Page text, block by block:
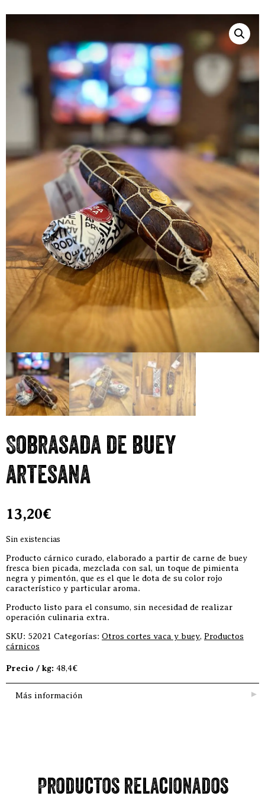
Sobrasada de buey
artesana
13,20€
Sin existencias
Producto cárnico curado, elaborado a partir de carne de buey
fresca bien picada, mezclada con sal, un toque de pimienta
negra y pimentón, que es el que le dota de su color rojo
característico y particular aroma.
Producto listo para el consumo, sin necesidad de realizar
operación culinaria extra.
SKU: 52021 Categorías: Otros cortes vaca y buey, Productos
cárnicos
Precio / kg: 48,4€
Más información
Productos relacionados